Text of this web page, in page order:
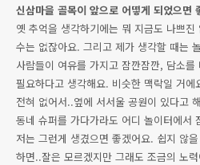
신삼마을 골목이 앞으로 어떻게 되었으면
옛 추억을 생각하기에는 뭐 지금도 나쁘
수는 없잖아요. 그리고 제가 생각할 때는
사람들이 여유를 가지고 잠깐잠깐, 담소를
필요하다고 생각해요. 비슷한 맥락일 거에
전혀 없어서..옆에 서서울 공원이 있다고
동네 슈퍼를 가다가라도 어디 놀이터에서
저는 그런게 생겼으면 좋겠어요. 쉽지 않
하면..잘은 모르겠지만 그래도 조금의 노